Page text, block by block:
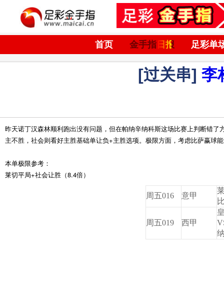
首页 金手指日报 足彩单
[过关串] 李
昨天诺丁汉森林顺利跑出没有问题，但在帕纳辛纳科斯这场比赛上判断错
主不胜，社会则看好主胜基础单让负+主胜选项。极限方面，考虑比萨赢球
本单极限参考：
莱切平局+社会让胜（8.4倍）
周五016 意甲
周五019 西甲